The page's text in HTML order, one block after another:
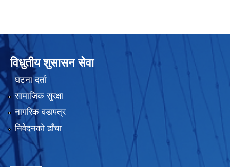
विधुतीय शुसासन सेवा
घटना दर्ता
सामाजिक सुरक्षा
नागरिक वडापत्र
निवेदनको ढाँचा